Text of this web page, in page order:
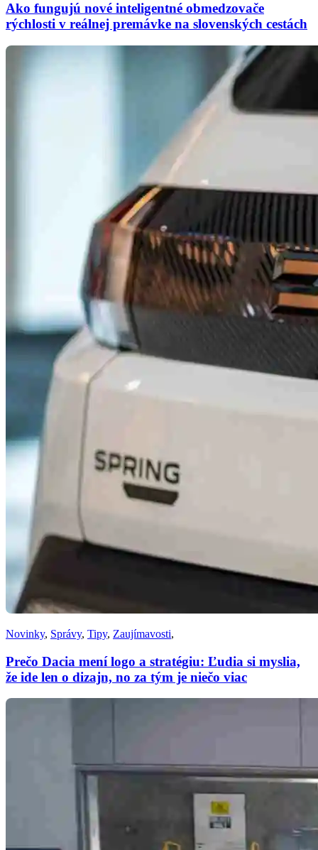
Ako fungujú nové inteligentné obmedzovače
rýchlosti v reálnej premávke na slovenských cestách
Novinky, Správy, Tipy, Zaujímavosti,
Prečo Dacia mení logo a stratégiu: Ľudia si myslia,
že ide len o dizajn, no za tým je niečo viac